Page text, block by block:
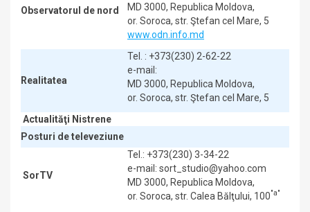
Observatorul de nord
MD 3000, Republica Moldova,
or. Soroca, str. Ştefan cel Mare, 5
www.odn.info.md
Realitatea
Tel. : +373(230) 2-62-22
e-mail:
MD 3000, Republica Moldova,
or. Soroca, str. Ştefan cel Mare, 5
Actualităţi Nistrene
Posturi de televeziune
SorTV
Tel.: +373(230) 3-34-22
e-mail: sort_studio@yahoo.com
MD 3000, Republica Moldova,
or. Soroca, str. Calea Bălţului, 100"a"